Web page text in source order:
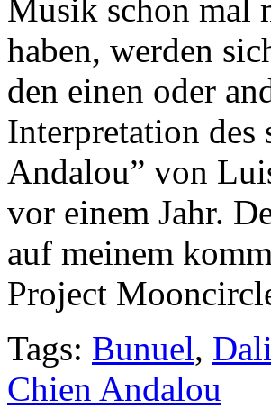
Musik schon mal
haben, werden
den einen oder
Interpretation des
Andalou” von
vor einem Jahr.
auf meinem
Project
Tags: Bunuel, Dali
Chien Andalou